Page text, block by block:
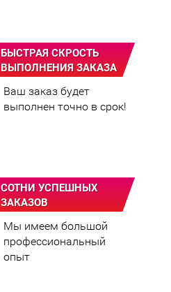
БЫСТРАЯ СКРОСТЬ
ВЫПОЛНЕНИЯ ЗАКАЗА
Ваш заказ будет
выполнен точно в срок!
СОТНИ УСПЕШНЫХ
ЗАКАЗОВ
Мы имеем большой
профессиональный
опыт